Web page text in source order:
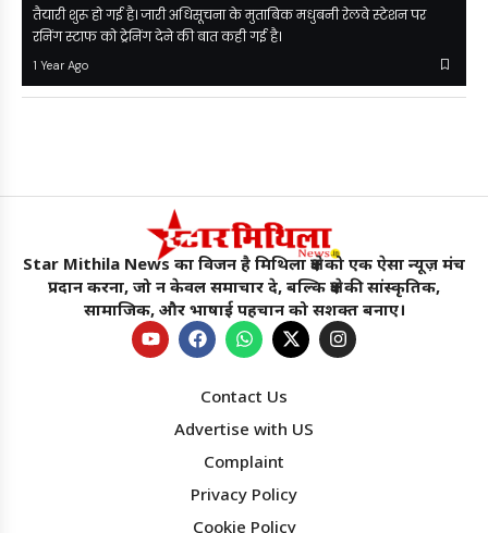
तैयारी शुरू हो गई है। जारी अधिसूचना के मुताबिक मधुबनी रेलवे स्टेशन पर
रनिंग स्टाफ को ट्रेनिंग देने की बात कही गई है।
1 Year Ago
Star Mithila News का विजन है मिथिला क्षेत्र को एक ऐसा न्यूज़ मंच
प्रदान करना, जो न केवल समाचार दे, बल्कि क्षेत्र की सांस्कृतिक,
सामाजिक, और भाषाई पहचान को सशक्त बनाए।
Contact Us
Advertise with US
Complaint
Privacy Policy
Cookie Policy